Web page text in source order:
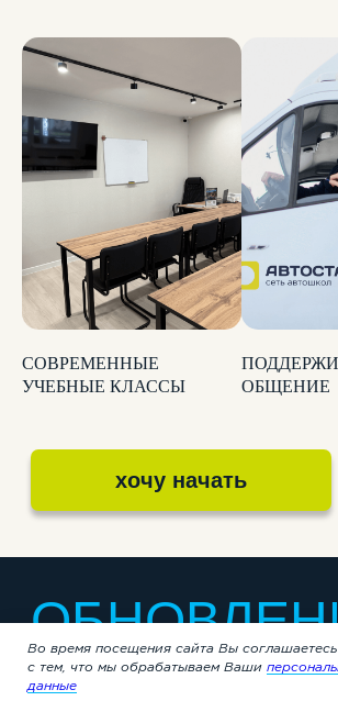
Позвонить в
Во время посещения сайта Вы соглашаетесь
с тем, что мы обрабатываем Ваши
данные
СОВРЕМЕННЫЕ
УЧЕБНЫЕ КЛАССЫ
ОБЩЕНИЕ